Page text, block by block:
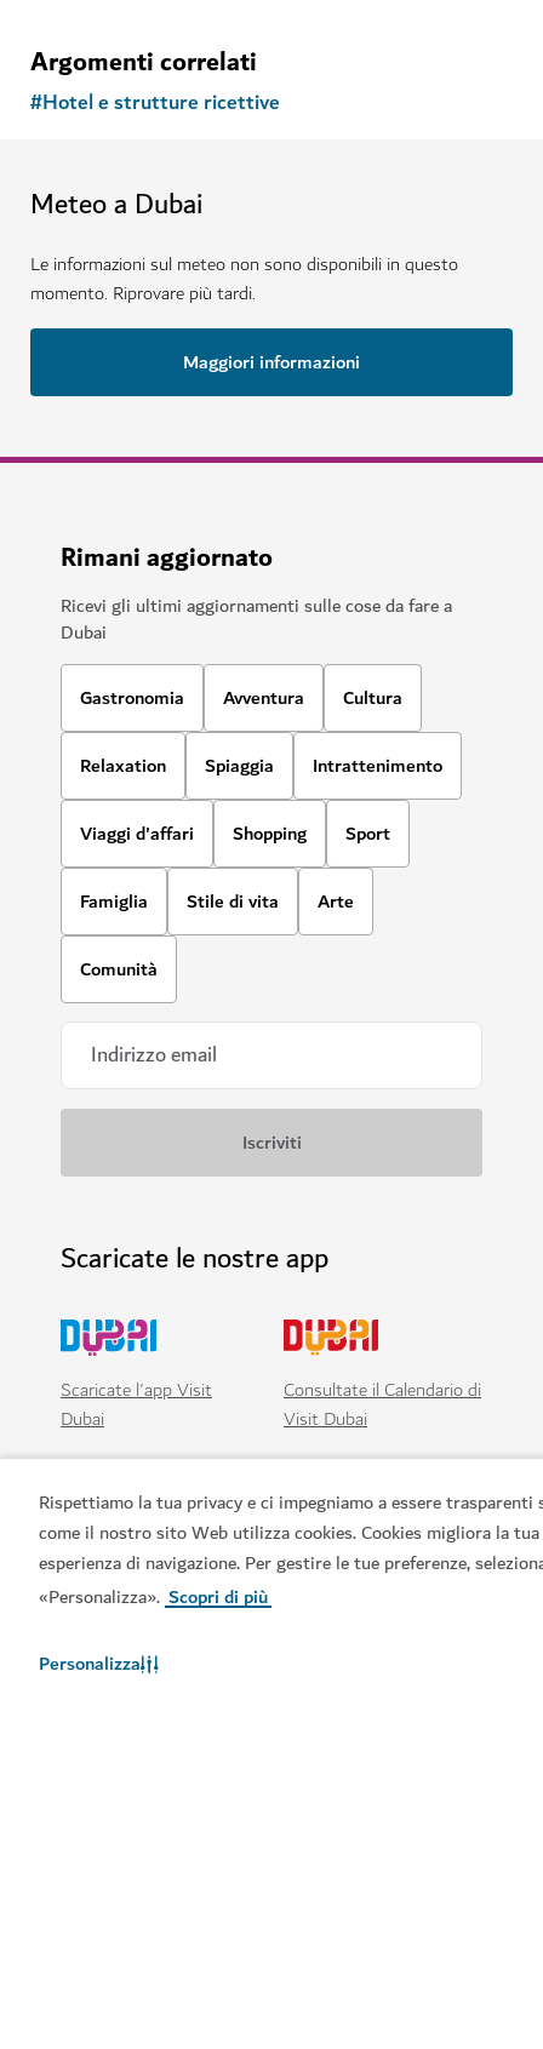
Rispettiamo la tua privacy e ci impegniamo a essere trasparenti
come il nostro sito Web utilizza cookies. Cookies migliora la tua
esperienza di navigazione. Per gestire le tue preferenze,
«Personalizza». Scopri di più
Personalizza
Argomenti correlati
#Hotel e strutture ricettive
Meteo a Dubai
Le informazioni sul meteo non sono disponibili in questo
momento. Riprovare più tardi.
Maggiori informazioni
Rimani aggiornato
Ricevi gli ultimi aggiornamenti sulle cose da fare a
Dubai
Gastronomia Avventura Cultura
Relaxation Spiaggia Intrattenimento
Viaggi d'affari Shopping Sport
Famiglia Stile di vita Arte
Comunità
Scaricate le nostre app
Scaricate l'app Visit
Dubai
Consultate il Calendario di
Visit Dubai